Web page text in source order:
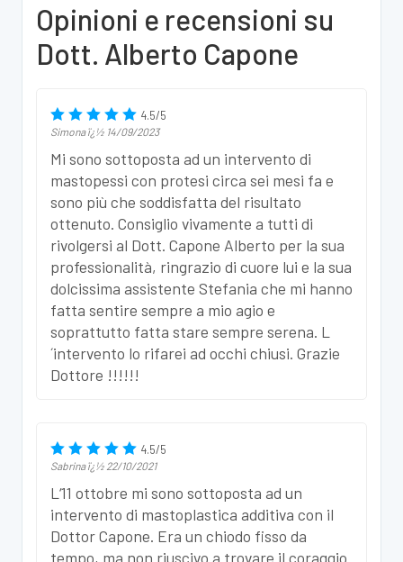
Opinioni e recensioni su
Dott. Alberto Capone
4.5/5
Simonaï¿½ 14/09/2023
Mi sono sottoposta ad un intervento di
mastopessi con protesi circa sei mesi fa e
sono più che soddisfatta del risultato
ottenuto. Consiglio vivamente a tutti di
rivolgersi al Dott. Capone Alberto per la sua
professionalità, ringrazio di cuore lui e la sua
dolcissima assistente Stefania che mi hanno
fatta sentire sempre a mio agio e
soprattutto fatta stare sempre serena. L
´intervento lo rifarei ad occhi chiusi. Grazie
Dottore !!!!!!
4.5/5
Sabrinaï¿½ 22/10/2021
L‘11 ottobre mi sono sottoposta ad un
intervento di mastoplastica additiva con il
Dottor Capone. Era un chiodo fisso da
tempo, ma non riuscivo a trovare il coraggio